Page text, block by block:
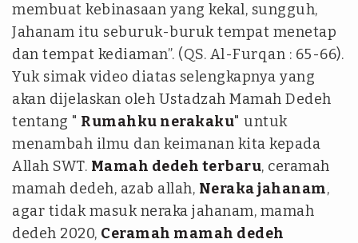
membuat kebinasaan yang kekal, sungguh,
Jahanam itu seburuk-buruk tempat menetap
dan tempat kediaman”. (QS. Al-Furqan : 65-66).
Yuk simak video diatas selengkapnya yang
akan dijelaskan oleh Ustadzah Mamah Dedeh
tentang " Rumahku nerakaku" untuk
menambah ilmu dan keimanan kita kepada
Allah SWT. Mamah dedeh terbaru, ceramah
mamah dedeh, azab allah, Neraka jahanam,
agar tidak masuk neraka jahanam, mamah
dedeh 2020, Ceramah mamah dedeh